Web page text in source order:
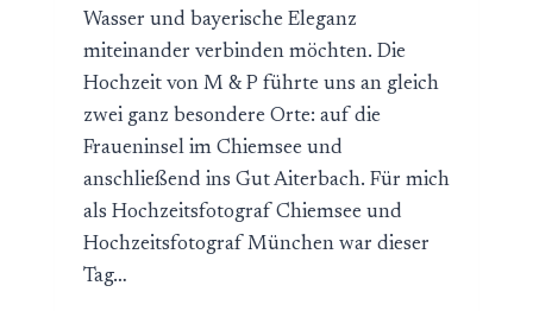
Wasser und bayerische Eleganz
miteinander verbinden möchten. Die
Hochzeit von M & P führte uns an gleich
zwei ganz besondere Orte: auf die
Fraueninsel im Chiemsee und
anschließend ins Gut Aiterbach. Für mich
als Hochzeitsfotograf Chiemsee und
Hochzeitsfotograf München war dieser
Tag…